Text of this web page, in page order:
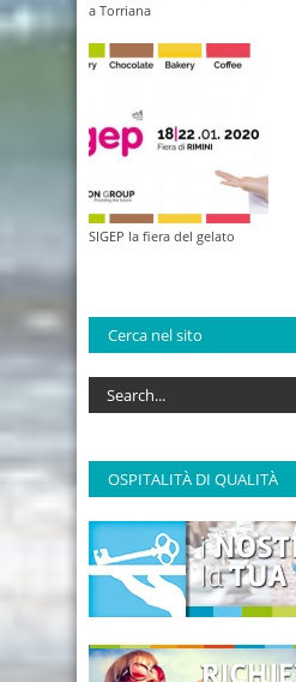
a Torriana
SIGEP la fiera del gelato
Cerca nel sito
OSPITALITÀ DI QUALITÀ